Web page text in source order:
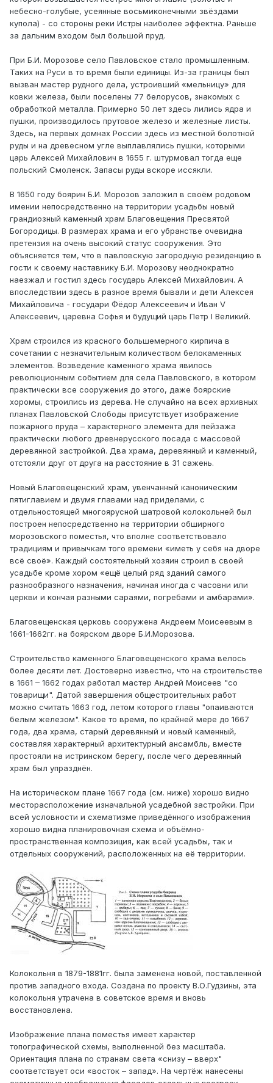
небесно-голубые, усеянные восьмиконечными звёздами
купола) - со стороны реки Истры наиболее эффектна. Раньше
за дальним входом был большой пруд.
При Б.И. Морозове село Павловское стало промышленным.
Таких на Руси в то время были единицы. Из-за границы был
вызван мастер рудного дела, устроивший «мельницу» для
ковки железа, были поселены 77 белорусов, знакомых с
обработкой металла. Примерно 50 лет здесь лились ядра и
пушки, производилось прутовое железо и железные листы.
Здесь, на первых домнах России здесь из местной болотной
руды и на древесном угле выплавлялись пушки, которыми
царь Алексей Михайлович в 1655 г. штурмовал тогда еще
польский Смоленск. Запасы руды вскоре иссякли.
В 1650 году боярин Б.И. Морозов заложил в своём родовом
имении непосредственно на территории усадьбы новый
грандиозный каменный храм Благовещения Пресвятой
Богородицы. В размерах храма и его убранстве очевидна
претензия на очень высокий статус сооружения. Это
объясняется тем, что в павловскую загородную резиденцию в
гости к своему наставнику Б.И. Морозову неоднократно
наезжал и гостил здесь государь Алексей Михайлович. А
впоследствии здесь в разное время бывали и дети Алексея
Михайловича - государи Фёдор Алексеевич и Иван V
Алексеевич, царевна Софья и будущий царь Петр I Великий.
Храм строился из красного большемерного кирпича в
сочетании с незначительным количеством белокаменных
элементов. Возведение каменного храма явилось
революционным событием для села Павловского, в котором
практически все сооружения до этого, даже боярские
хоромы, строились из дерева. Не случайно на всех архивных
планах Павловской Слободы присутствует изображение
пожарного пруда – характерного элемента для пейзажа
практически любого древнерусского посада с массовой
деревянной застройкой. Два храма, деревянный и каменный,
отстояли друг от друга на расстояние в 31 сажень.
Новый Благовещенский храм, увенчанный каноническим
пятиглавием и двумя главами над приделами, с
отдельностоящей многоярусной шатровой колокольней был
построен непосредственно на территории обширного
морозовского поместья, что вполне соответствовало
традициям и привычкам того времени «иметь у себя на дворе
всё своё». Каждый состоятельный хозяин строил в своей
усадьбе кроме хором «ещё целый ряд зданий самого
разнообразного назначения, начиная иногда с часовни или
церкви и кончая разными сараями, погребами и амбарами».
Благовещенская церковь сооружена Андреем Моисеевым в
1661-1662гг. на боярском дворе Б.И.Морозова.
Строительство каменного Благовещенского храма велось
более десяти лет. Достоверно известно, что на строительстве
в 1661 – 1662 годах работал мастер Андрей Моисеев "со
товарищи". Датой завершения общестроительных работ
можно считать 1663 год, летом которого главы "опаиваются
белым железом". Какое то время, по крайней мере до 1667
года, два храма, старый деревянный и новый каменный,
составляя характерный архитектурный ансамбль, вместе
простояли на истринском берегу, после чего деревянный
храм был упразднён.
На историческом плане 1667 года (см. ниже) хорошо видно
месторасположение изначальной усадебной застройки. При
всей условности и схематизме приведённого изображения
хорошо видна планировочная схема и объёмно-
пространственная композиция, как всей усадьбы, так и
отдельных сооружений, расположенных на её территории.
Колокольня в 1879-1881гг. была заменена новой, поставленной
против западного входа. Создана по проекту В.О.Гудзины, эта
колокольня утрачена в советское время и вновь
восстановлена.
Изображение плана поместья имеет характер
топографической схемы, выполненной без масштаба.
Ориентация плана по странам света «снизу – вверх"
соответствует оси «восток – запад». На чертёж нанесены